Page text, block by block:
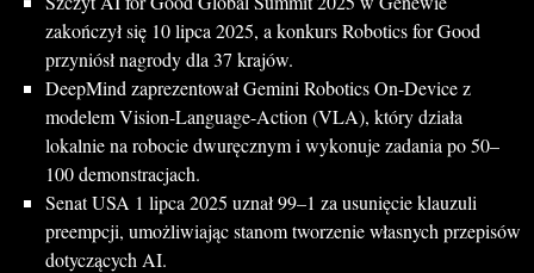
zakończył się 10 lipca 2025, a konkurs Robotics for Good
przyniósł nagrody dla 37 krajów.
DeepMind zaprezentował Gemini Robotics On-Device z
modelem Vision-Language-Action (VLA), który działa
lokalnie na robocie dwuręcznym i wykonuje zadania po 50–
100 demonstracjach.
Senat USA 1 lipca 2025 uznał 99–1 za usunięcie klauzuli
preempcji, umożliwiając stanom tworzenie własnych przepisów
dotyczących AI.